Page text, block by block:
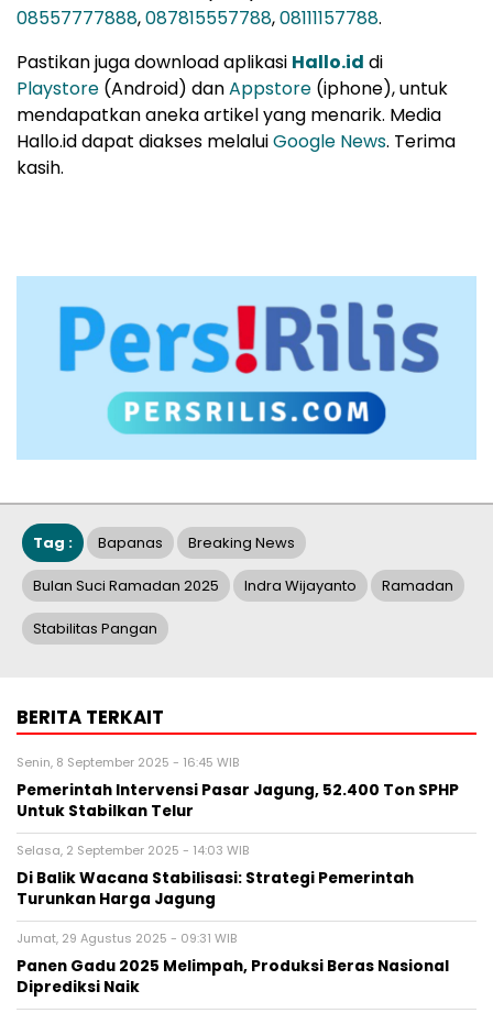
08557777888,087815557788,08111157788.
Pastikan juga download aplikasi Hallo.id di
Playstore (Android) danAppstore (iphone), untuk
mendapatkan aneka artikel yang menarik. Media
Hallo.id dapat diakses melaluiGoogle News. Terima
kasih.
Tag : Bapanas Breaking News
Bulan Suci Ramadan 2025 Indra Wijayanto Ramadan
Stabilitas Pangan
BERITA TERKAIT
Senin, 8 September 2025 - 16:45 WIB
Pemerintah Intervensi Pasar Jagung, 52.400 Ton SPHP
Untuk Stabilkan Telur
Selasa, 2 September 2025 - 14:03 WIB
Di Balik Wacana Stabilisasi: Strategi Pemerintah
Turunkan Harga Jagung
Jumat, 29 Agustus 2025 - 09:31 WIB
Panen Gadu 2025 Melimpah, Produksi Beras Nasional
Diprediksi Naik